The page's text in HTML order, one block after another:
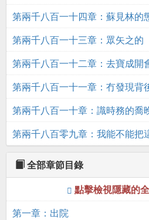
第兩千八百一十四章：蘇見林的
第兩千八百一十三章：眾矢之的
第兩千八百一十二章：去寶成開
第兩千八百一十一章：冇發現背
第兩千八百一十章：識時務的喬
第兩千八百零九章：我能不能把
全部章節目錄
點擊檢視隱藏的
第一章：出院